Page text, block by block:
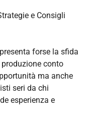
e Consigli
forse la sfida
conto
ma anche
seri da chi
esperienza e